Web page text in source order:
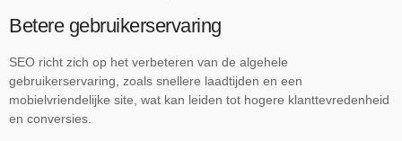
Betere gebruikerservaring
SEO richt zich op het verbeteren van de algehele
gebruikerservaring, zoals snellere laadtijden en een
mobielvriendelijke site, wat kan leiden tot hogere klanttevredenheid
en conversies.